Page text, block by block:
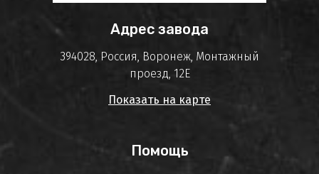
Адрес завода
394028, Россия, Воронеж, Монтажный
проезд, 12Е
Показать на карте
Помощь